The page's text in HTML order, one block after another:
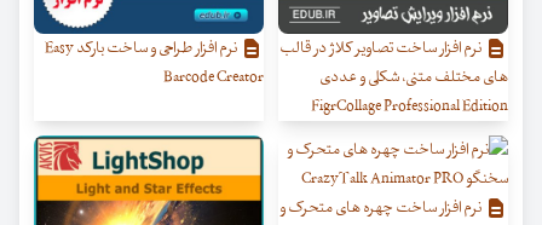
نرم افزار ساخت تصاویر کلاژ در قالب
های مختلف متنی، شکلی و عددی
FigrCollage Professional Edition
نرم افزار طراحی و ساخت بارکد Easy
Barcode Creator
نرم افزار ساخت چهره های متحرک و